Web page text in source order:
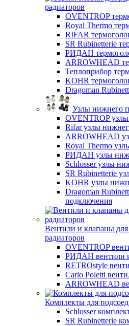
радиаторов
OVENTROP
Royal Thermo
RIFAR
SR Rubinetterie
РИДАН
ARROWHEAD
Теплоприбор
KOHR
Dragoman
Узлы нижнего
OVENTROP
Rifar узлы
ARROWHEAD
Royal Thermo
РИДАН узлы
Schlosser узлы
SR Rubinetterie
KOHR узлы
Dragoman
подключения
Вентили и клапаны
радиаторов
OVENTROP
РИДАН вентили
RETROstyle
Carlo Poletti
ARROWHEAD
Комплекты для
Schlosser
SR Rubinetterie